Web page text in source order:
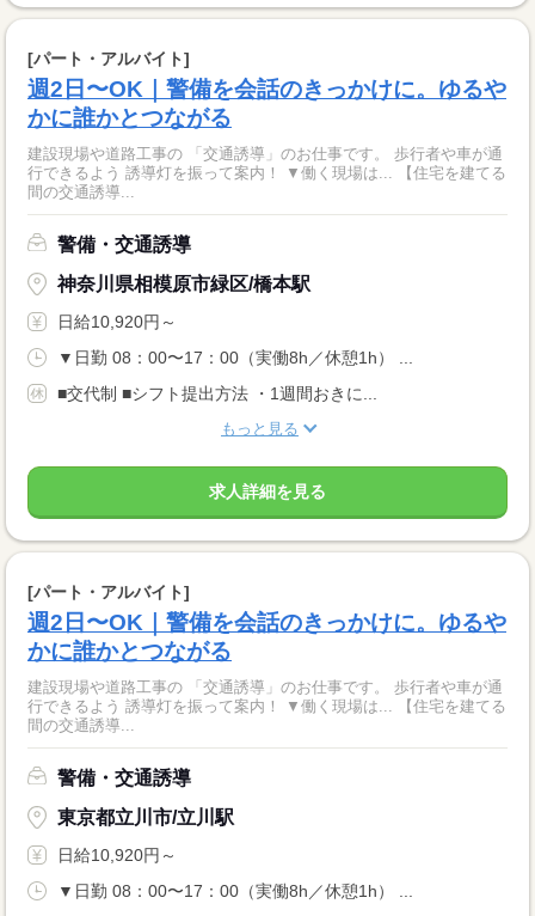
[パート・アルバイト]
週2日〜OK｜警備を会話のきっかけに。ゆるや
かに誰かとつながる
建設現場や道路工事の 「交通誘導」のお仕事です。 歩行者や車が通
行できるよう 誘導灯を振って案内！ ▼働く現場は... 【住宅を建てる
間の交通誘導...
警備・交通誘導
神奈川県相模原市緑区/橋本駅
日給10,920円～
▼日勤 08：00〜17：00（実働8h／休憩1h） ...
■交代制 ■シフト提出方法 ・1週間おきに...
もっと見る
求人詳細を見る
[パート・アルバイト]
週2日〜OK｜警備を会話のきっかけに。ゆるや
かに誰かとつながる
建設現場や道路工事の 「交通誘導」のお仕事です。 歩行者や車が通
行できるよう 誘導灯を振って案内！ ▼働く現場は... 【住宅を建てる
間の交通誘導...
警備・交通誘導
東京都立川市/立川駅
日給10,920円～
▼日勤 08：00〜17：00（実働8h／休憩1h） ...